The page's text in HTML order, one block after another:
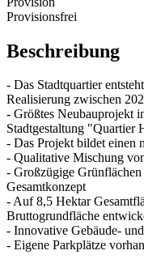
Provisionsfrei
Beschreibung
- Das Stadtquartier
Realisierung zwischen
- Größtes Neubauprojekt
Stadtgestaltung "Quartier
- Das Projekt bildet einen
- Qualitative Mischung
- Großzügige Grünflächen
Gesamtkonzept
- Auf 8,5 Hektar
Bruttogrundfläche
- Innovative Gebäude-
- Eigene Parkplätze